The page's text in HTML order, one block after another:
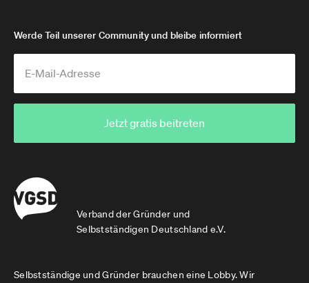
Verband der Gründer und
Selbstständigen Deutschland e.V.
Werde Teil unserer Community und bleibe informiert
Jetzt gratis beitreten
Selbstständige und Gründer brauchen eine Lobby. Wir